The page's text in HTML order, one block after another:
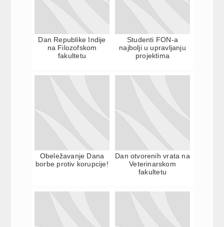
Dan Republike Indije
na Filozofskom
fakultetu
Studenti FON-a
najbolji u upravljanju
projektima
Obeležavanje Dana
borbe protiv korupcije!
Dan otvorenih vrata na
Veterinarskom
fakultetu